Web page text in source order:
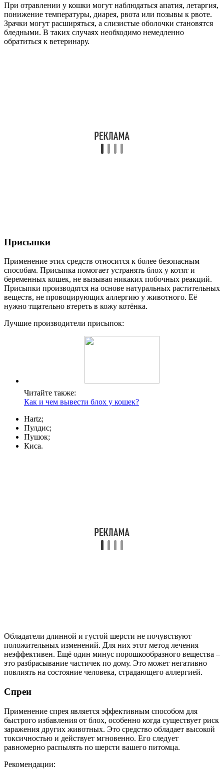
При отравлении у кошки могут наблюдаться апатия, летаргия,
понижение температуры, диарея, рвота или позывы к рвоте.
Зрачки могут расширяться, а слизистые оболочки становятся
бледными. В таких случаях необходимо немедленно
обратиться к ветеринару.
Присыпки
Применение этих средств относится к более безопасным
способам. Присыпка помогает устранять блох у котят и
беременных кошек, не вызывая никаких побочных реакций.
Присыпки производятся на основе натуральных растительных
веществ, не провоцирующих аллергию у животного. Её
нужно тщательно втереть в кожу котёнка.
Лучшие производители присыпок:
Читайте также:
Как и чем вывести блох у кошек?
Hartz;
Пулдис;
Пушок;
Киса.
Обладатели длинной и густой шерсти не почувствуют
положительных изменений. Для них этот метод лечения
неэффективен. Ещё один минус порошкообразного вещества –
это разбрасывание частичек по дому. Это может негативно
повлиять на состояние человека, страдающего аллергией.
Спреи
Применение спрея является эффективным способом для
быстрого избавления от блох, особенно когда существует риск
заражения других животных. Это средство обладает высокой
токсичностью и действует мгновенно. Его следует
равномерно распылять по шерсти вашего питомца.
Рекомендации: